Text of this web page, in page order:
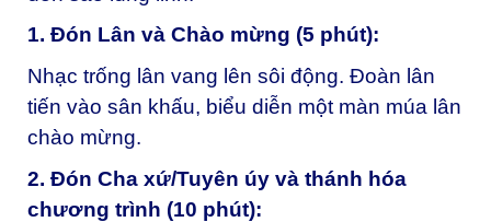
1. Đón Lân và Chào mừng (5 phút):
Nhạc trống lân vang lên sôi động. Đoàn lân
tiến vào sân khấu, biểu diễn một màn múa lân
chào mừng.
2. Đón Cha xứ/Tuyên úy và thánh hóa
chương trình (10 phút):